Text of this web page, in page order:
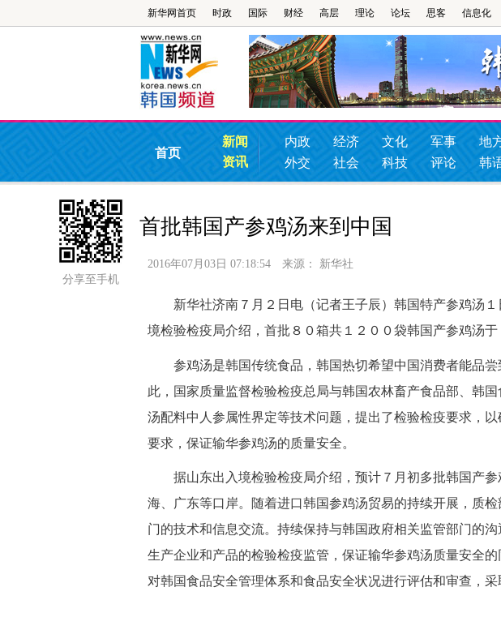
新华网首页 时政 国际 财经 高层 理论 论坛 思客 信息化
首页
新闻
资讯
内政 经济 文化 军事
地
外交
社会 科技 评论 韩
分享至手机
首批韩国产参鸡汤来到中国
2016年07月03日 07:18:54 来源： 新华社
新华社济南７月２日电（记者王子辰）韩国特产参鸡汤１
境检验检疫局介绍，首批８０箱共１２００袋韩国产参鸡汤于
参鸡汤是韩国传统食品，韩国热切希望中国消费者能品尝
此，国家质量监督检验检疫总局与韩国农林畜产食品部、韩
汤配料中人参属性界定等技术问题，提出了检验检疫要求，
要求，保证输华参鸡汤的质量安全。
据山东出入境检验检疫局介绍，预计７月初多批韩国产参
海、广东等口岸。随着进口韩国参鸡汤贸易的持续开展，质
门的技术和信息交流。持续保持与韩国政府相关监管部门的
生产企业和产品的检验检疫监管，保证输华参鸡汤质量安全
对韩国食品安全管理体系和食品安全状况进行评估和审查，采